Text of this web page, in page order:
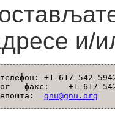
и/
+1-617-542-
факс:    +1-617-
епошта:
gnu@gnu.org